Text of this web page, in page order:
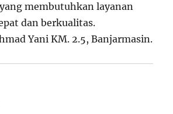
membutuhkan layanan
dan berkualitas.
Yani KM. 2.5, Banjarmasin.